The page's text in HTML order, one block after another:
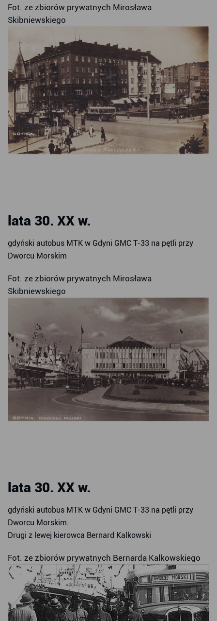
Fot. ze zbiorów prywatnych Mirosława
Skibniewskiego
lata 30. XX w.
gdyński autobus MTK w Gdyni GMC T-33 na pętli przy
Dworcu Morskim
Fot. ze zbiorów prywatnych Mirosława
Skibniewskiego
lata 30. XX w.
gdyński autobus MTK w Gdyni GMC T-33 na pętli przy
Dworcu Morskim.
Drugi z lewej kierowca Bernard Kalkowski
Fot. ze zbiorów prywatnych Bernarda Kalkowskiego